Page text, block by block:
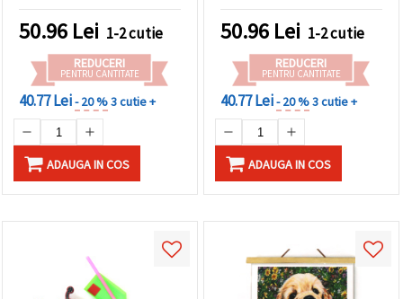
iubitorii de artă
animalieră DZBCX17367
50.96 Lei 1-2 cutie
REDUCERI
PENTRU CANTITATE
40.77 Lei- 20 %3 cutie +
ADAUGA IN COS
animale DZBCX17368
50.96 Lei 1-2 cutie
REDUCERI
PENTRU CANTITATE
40.77 Lei- 20 %3 cutie +
ADAUGA IN COS